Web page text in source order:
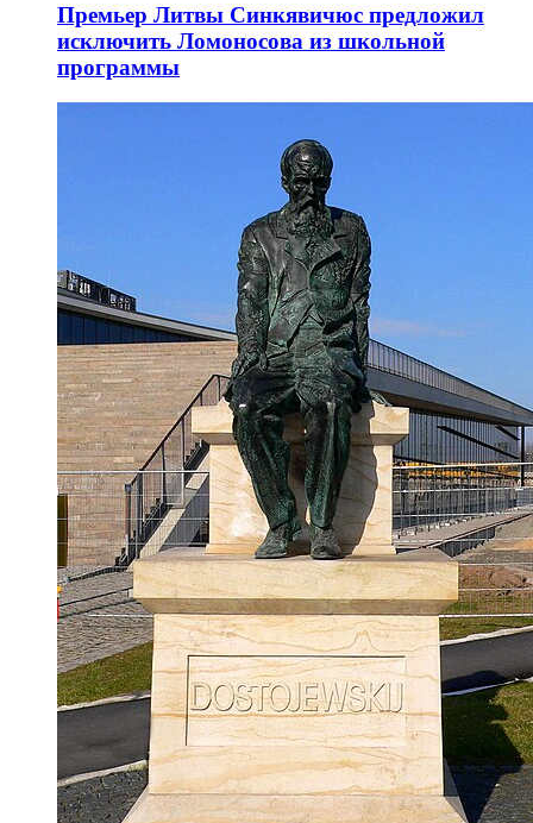
Премьер Литвы Синкявичюс предложил
исключить Ломоносова из школьной
программы